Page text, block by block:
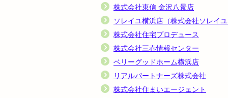
株式会社東信 金沢八景店
ソレイユ横浜店（株式会社ソレイ
株式会社住宅プロデュース
株式会社三春情報センター
ベリーグッドホーム横浜店
リアルパートナーズ株式会社
株式会社住まいエージェント